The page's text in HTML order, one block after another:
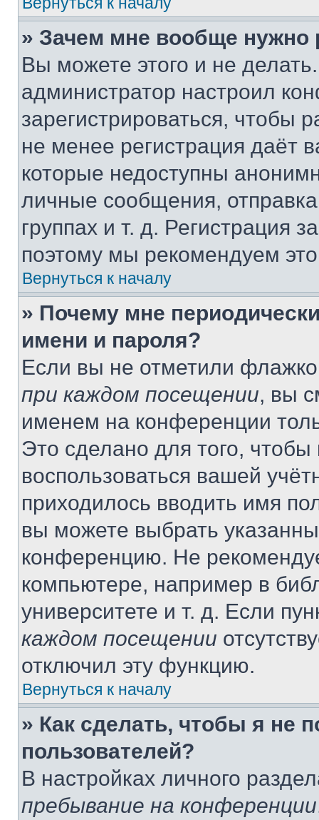
» Зачем мне вообще нужно
Вы можете этого и не
администратор настроил
зарегистрироваться, чтобы
не менее регистрация даёт
которые недоступны
личные сообщения,
группах и т. д. Регистрация
поэтому мы рекомендуем
Вернуться к началу
» Почему мне
имени и пароля?
Если вы не отметили
при каждом посещении, вы
именем на конференции
Это сделано для того, чтобы
воспользоваться вашей
приходилось вводить имя
вы можете выбрать
конференцию. Не
компьютере, например в
университете и т. д. Если
каждом посещении
отключил эту функцию.
Вернуться к началу
» Как сделать, чтобы я не
пользователей?
В настройках личного
пребывание на конференции